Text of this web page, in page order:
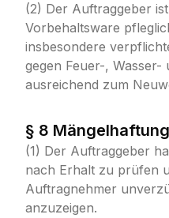
(2) Der Auftraggeber
Vorbehaltsware
insbesondere
gegen Feuer-, Wasser-
ausreichend zum
§ 8
(1) Der Auftraggeber
nach Erhalt zu prüfen
Auftragnehmer
anzuzeigen.